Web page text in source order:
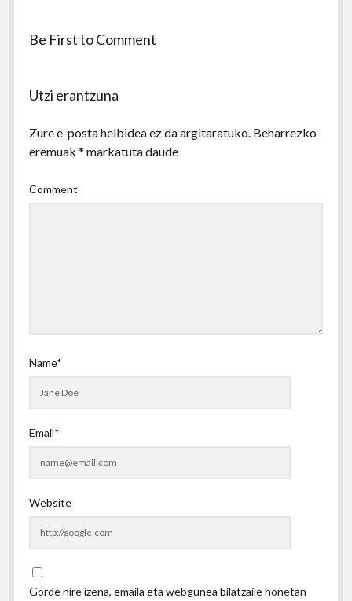
Be First to Comment
Utzi erantzuna
Zure e-posta helbidea ez da argitaratuko. Beharrezko
eremuak * markatuta daude
Comment
Name*
Email*
Website
Gorde nire izena, emaila eta webgunea bilatzaile honetan